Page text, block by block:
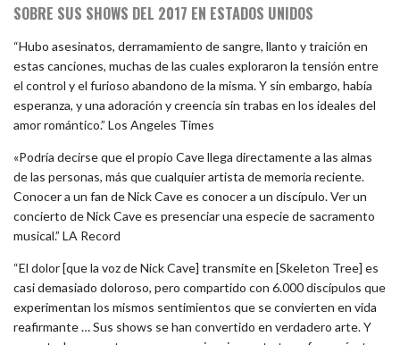
SOBRE SUS SHOWS DEL 2017 EN ESTADOS UNIDOS
“Hubo asesinatos, derramamiento de sangre, llanto y traición en
estas canciones, muchas de las cuales exploraron la tensión entre
el control y el furioso abandono de la misma. Y sin embargo, había
esperanza, y una adoración y creencia sin trabas en los ideales del
amor romántico.” Los Angeles Times
«Podría decirse que el propio Cave llega directamente a las almas
de las personas, más que cualquier artista de memoria reciente.
Conocer a un fan de Nick Cave es conocer a un discípulo. Ver un
concierto de Nick Cave es presenciar una especie de sacramento
musical.” LA Record
“El dolor [que la voz de Nick Cave] transmite en [Skeleton Tree] es
casi demasiado doloroso, pero compartido con 6.000 discípulos que
experimentan los mismos sentimientos que se convierten en vida
reafirmante … Sus shows se han convertido en verdadero arte. Y